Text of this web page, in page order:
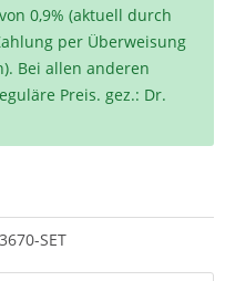
0,9% (aktuell durch
per Überweisung
Bei allen anderen
Preis. gez.: Dr.
SET